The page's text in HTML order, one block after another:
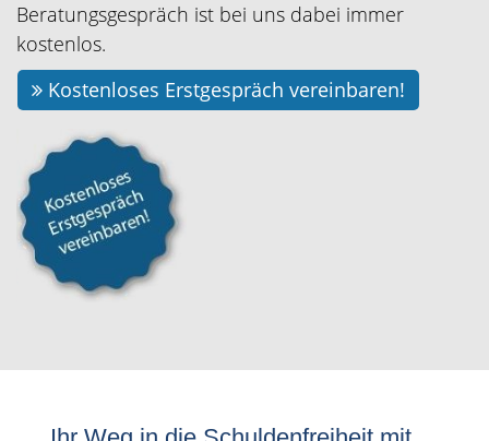
Beratungsgespräch ist bei uns dabei immer
kostenlos.
Kostenloses Erstgespräch vereinbaren!